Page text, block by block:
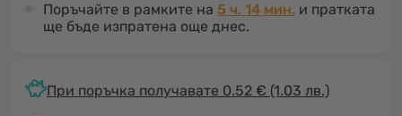
Поръчайте в рамките на 5 ч. 14 мин. и пратката
ще бъде изпратена още днес.
При поръчка получавате 0.52 € (1.03 лв.)